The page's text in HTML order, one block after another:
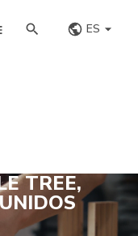
ES
TREE,